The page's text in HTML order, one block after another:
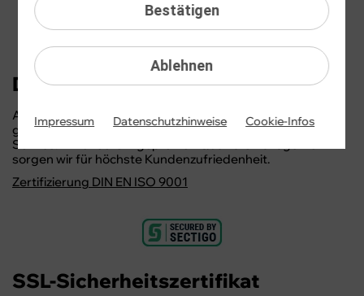
DIN Zertifizierung
Auf den Service kommt es an: cyberSIM bietet nicht nur
günstige Tarife, sondern auch einen ISO-zertifizierten
Service. Mit unserem geprüften Qualitätsmanagement
sorgen wir für höchste Kundenzufriedenheit.
Zertifizierung DIN EN ISO 9001
SSL-Sicherheitszertifikat
Ablehnen
Bestätigen
Impressum Datenschutzhinweise Cookie-Infos